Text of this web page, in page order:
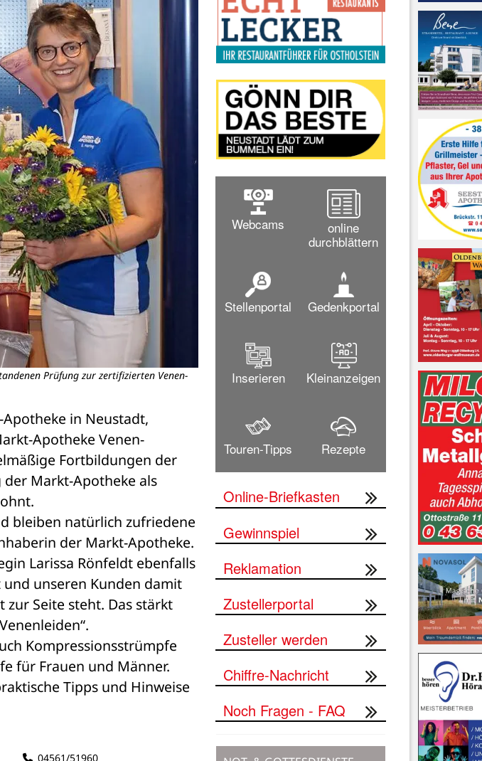
Prüfung zur zertifizierten Venen-
in Neustadt,
Apotheke Venen-
Fortbildungen der
Markt-Apotheke als
bleiben natürlich zufriedene
der Markt-Apotheke.
Larissa Rönfeldt ebenfalls
unseren Kunden damit
Seite steht. Das stärkt
Kompressionsstrümpfe
für Frauen und Männer.
Tipps und Hinweise
04561/51960
Webcams
online
durchblättern
Stellenportal Gedenkportal
Inserieren Kleinanzeigen
Touren-Tipps Rezepte
Online-Briefkasten
Gewinnspiel
Reklamation
Zustellerportal
Zusteller werden
Chiffre-Nachricht
Noch Fragen - FAQ